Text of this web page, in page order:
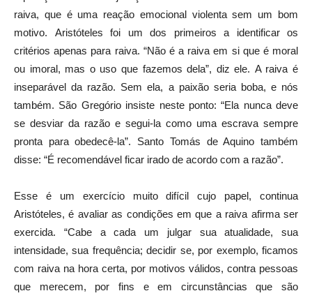
raiva, que é uma reação emocional violenta sem um bom
motivo. Aristóteles foi um dos primeiros a identificar os
critérios apenas para raiva. “Não é a raiva em si que é moral
ou imoral, mas o uso que fazemos dela”, diz ele. A raiva é
inseparável da razão. Sem ela, a paixão seria boba, e nós
também. São Gregório insiste neste ponto: “Ela nunca deve
se desviar da razão e segui-la como uma escrava sempre
pronta para obedecê-la”. Santo Tomás de Aquino também
disse: “É recomendável ficar irado de acordo com a razão”.
Esse é um exercício muito difícil cujo papel, continua
Aristóteles, é avaliar as condições em que a raiva afirma ser
exercida. “Cabe a cada um julgar sua atualidade, sua
intensidade, sua frequência; decidir se, por exemplo, ficamos
com raiva na hora certa, por motivos válidos, contra pessoas
que merecem, por fins e em circunstâncias que são